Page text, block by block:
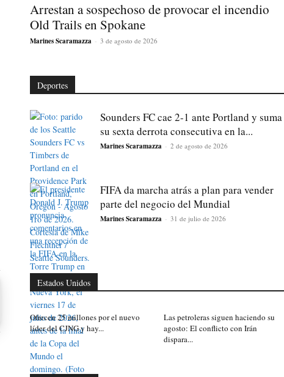
Arrestan a sospechoso de provocar el incendio
Old Trails en Spokane
Marines Scaramazza - 3 de agosto de 2026
Deportes
Sounders FC cae 2-1 ante Portland y suma
su sexta derrota consecutiva en la...
Marines Scaramazza - 2 de agosto de 2026
FIFA da marcha atrás a plan para vender
parte del negocio del Mundial
Marines Scaramazza - 31 de julio de 2026
Estados Unidos
Ofrecen 25 millones por el nuevo
líder del CJNG y hay...
Las petroleras siguen haciendo su
agosto: El conflicto con Irán
dispara...